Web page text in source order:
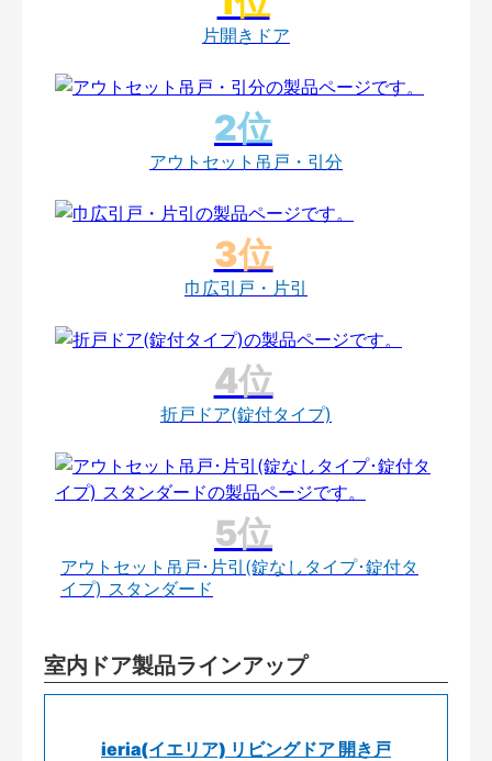
片開きドア
アウトセット吊戸・引分
巾広引戸・片引
折戸ドア(錠付タイプ)
アウトセット吊戸･片引(錠なしタイプ･錠付タ
イプ) スタンダード
室内ドア製品ラインアップ
ieria(イエリア) リビングドア 開き戸